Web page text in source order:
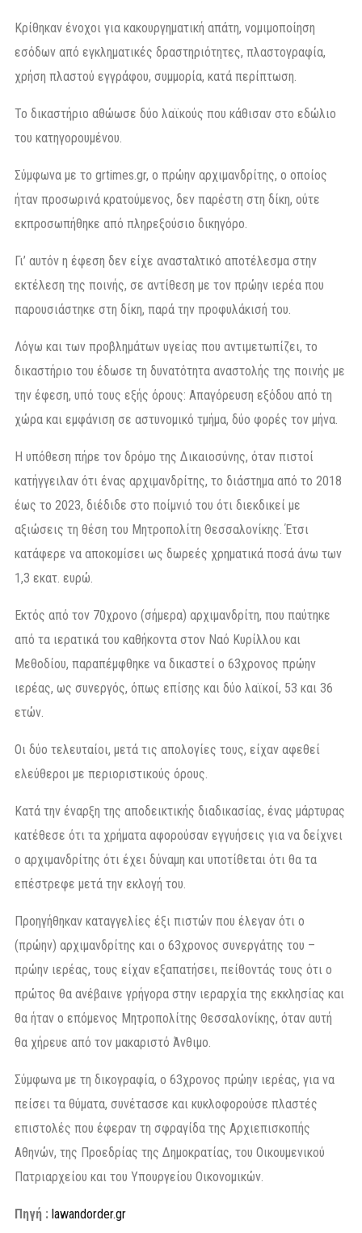
Κρίθηκαν ένοχοι για κακουργηματική απάτη, νομιμοποίηση
εσόδων από εγκληματικές δραστηριότητες, πλαστογραφία,
χρήση πλαστού εγγράφου, συμμορία, κατά περίπτωση.
Το δικαστήριο αθώωσε δύο λαϊκούς που κάθισαν στο εδώλιο
του κατηγορουμένου.
Σύμφωνα με το grtimes.gr, ο πρώην αρχιμανδρίτης, ο οποίος
ήταν προσωρινά κρατούμενος, δεν παρέστη στη δίκη, ούτε
εκπροσωπήθηκε από πληρεξούσιο δικηγόρο.
Γι’ αυτόν η έφεση δεν είχε ανασταλτικό αποτέλεσμα στην
εκτέλεση της ποινής, σε αντίθεση με τον πρώην ιερέα που
παρουσιάστηκε στη δίκη, παρά την προφυλάκισή του.
Λόγω και των προβλημάτων υγείας που αντιμετωπίζει, το
δικαστήριο του έδωσε τη δυνατότητα αναστολής της ποινής με
την έφεση, υπό τους εξής όρους: Απαγόρευση εξόδου από τη
χώρα και εμφάνιση σε αστυνομικό τμήμα, δύο φορές τον μήνα.
Η υπόθεση πήρε τον δρόμο της Δικαιοσύνης, όταν πιστοί
κατήγγειλαν ότι ένας αρχιμανδρίτης, το διάστημα από το 2018
έως το 2023, διέδιδε στο ποίμνιό του ότι διεκδικεί με
αξιώσεις τη θέση του Μητροπολίτη Θεσσαλονίκης. Έτσι
κατάφερε να αποκομίσει ως δωρεές χρηματικά ποσά άνω των
1,3 εκατ. ευρώ.
Εκτός από τον 70χρονο (σήμερα) αρχιμανδρίτη, που παύτηκε
από τα ιερατικά του καθήκοντα στον Ναό Κυρίλλου και
Μεθοδίου, παραπέμφθηκε να δικαστεί ο 63χρονος πρώην
ιερέας, ως συνεργός, όπως επίσης και δύο λαϊκοί, 53 και 36
ετών.
Οι δύο τελευταίοι, μετά τις απολογίες τους, είχαν αφεθεί
ελεύθεροι με περιοριστικούς όρους.
Κατά την έναρξη της αποδεικτικής διαδικασίας, ένας μάρτυρας
κατέθεσε ότι τα χρήματα αφορούσαν εγγυήσεις για να δείχνει
ο αρχιμανδρίτης ότι έχει δύναμη και υποτίθεται ότι θα τα
επέστρεφε μετά την εκλογή του.
Προηγήθηκαν καταγγελίες έξι πιστών που έλεγαν ότι ο
(πρώην) αρχιμανδρίτης και ο 63χρονος συνεργάτης του –
πρώην ιερέας, τους είχαν εξαπατήσει, πείθοντάς τους ότι ο
πρώτος θα ανέβαινε γρήγορα στην ιεραρχία της εκκλησίας και
θα ήταν ο επόμενος Μητροπολίτης Θεσσαλονίκης, όταν αυτή
θα χήρευε από τον μακαριστό Άνθιμο.
Σύμφωνα με τη δικογραφία, ο 63χρονος πρώην ιερέας, για να
πείσει τα θύματα, συνέτασσε και κυκλοφορούσε πλαστές
επιστολές που έφεραν τη σφραγίδα της Αρχιεπισκοπής
Αθηνών, της Προεδρίας της Δημοκρατίας, του Οικουμενικού
Πατριαρχείου και του Υπουργείου Οικονομικών.
Πηγή : lawandorder.gr